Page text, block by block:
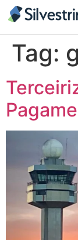
Tag: